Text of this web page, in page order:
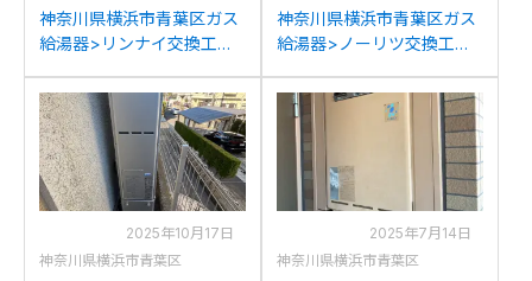
神奈川県横浜市青葉区ガス
給湯器>リンナイ交換工事
K2400AT2-3からリンナイ
RUFH-E2407AT2-3(A)への
交換
神奈川県横浜市青葉区ガス
給湯器>ノーリツ交換工事
1650SARXからノーリツ
GT-C1672SAR BLへの交換
2025年10月17日
神奈川県横浜市青葉区
2025年7月14日
神奈川県横浜市青葉区